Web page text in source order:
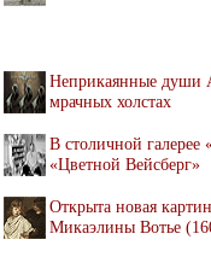
Неприкаянные души
мрачных холстах
В столичной
«Цветной Вейсберг»
Открыта новая
Микаэлины Вотье